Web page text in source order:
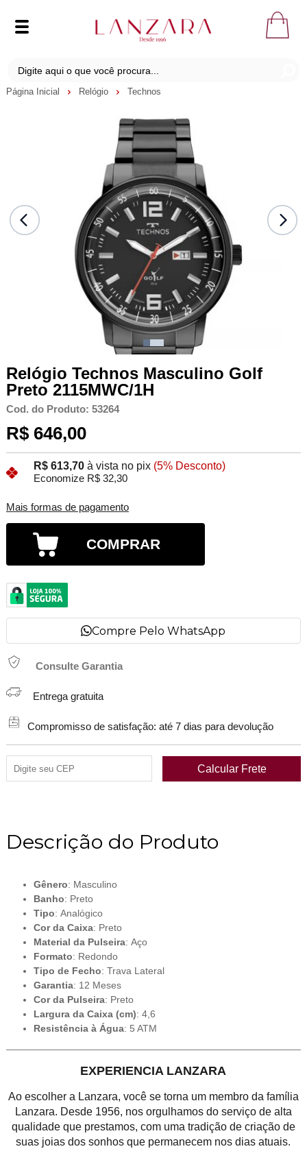
Página Inicial Relógio Technos
Relógio Technos Masculino Golf
Preto 2115MWC/1H
Cod. do Produto: 53264
R$ 646,00
R$ 613,70 à vista no pix (5% Desconto)
Economize R$ 32,30
Mais formas de pagamento
COMPRAR
Compre Pelo WhatsApp
Consulte Garantia
Entrega gratuita
Compromisso de satisfação: até 7 dias para devolução
Descrição do Produto
Gênero: Masculino
Banho: Preto
Tipo: Analógico
Cor da Caixa: Preto
Material da Pulseira: Aço
Formato: Redondo
Tipo de Fecho: Trava Lateral
Garantia: 12 Meses
Cor da Pulseira: Preto
Largura da Caixa (cm): 4,6
Resistência à Água: 5 ATM
EXPERIENCIA LANZARA
Ao escolher a Lanzara, você se torna um membro da família
Lanzara. Desde 1956, nos orgulhamos do serviço de alta
qualidade que prestamos, com uma tradição de criação de
suas joias dos sonhos que permanecem nos dias atuais.